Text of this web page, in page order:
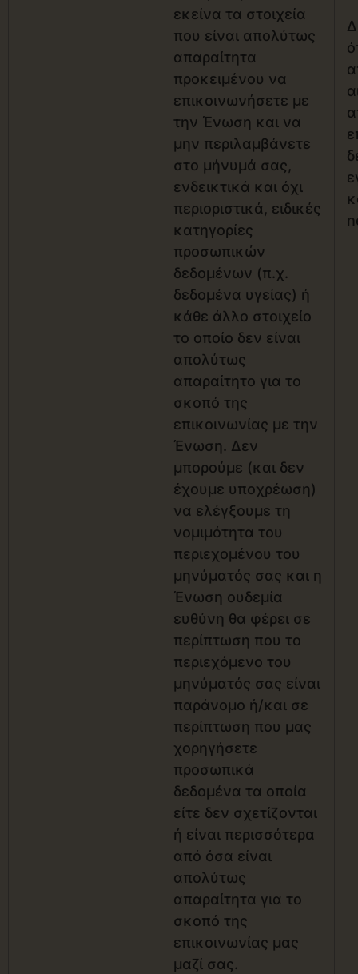
εκείνα τα στοιχεία
που είναι απολύτως
απαραίτητα
προκειμένου να
επικοινωνήσετε με
την Ένωση και να
μην περιλαμβάνετε
στο μήνυμά σας,
ενδεικτικά και όχι
περιοριστικά, ειδικές
κατηγορίες
προσωπικών
δεδομένων (π.χ.
δεδομένα υγείας) ή
κάθε άλλο στοιχείο
το οποίο δεν είναι
απολύτως
απαραίτητο για το
σκοπό της
επικοινωνίας με την
Ένωση. Δεν
μπορούμε (και δεν
έχουμε υποχρέωση)
να ελέγξουμε τη
νομιμότητα του
περιεχομένου του
μηνύματός σας και η
Ένωση ουδεμία
ευθύνη θα φέρει σε
περίπτωση που το
περιεχόμενο του
μηνύματός σας είναι
παράνομο ή/και σε
περίπτωση που μας
χορηγήσετε
προσωπικά
δεδομένα τα οποία
είτε δεν σχετίζονται
ή είναι περισσότερα
από όσα είναι
απολύτως
απαραίτητα για το
σκοπό της
επικοινωνίας μας
μαζί σας.